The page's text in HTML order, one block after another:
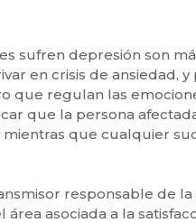
sufren depresión son
en crisis de ansiedad, y
que regulan las
que la persona
que cualquier
responsable de la
área asociada a la